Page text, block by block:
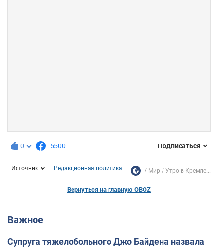
0 5500 Подписаться
Источник Редакционная политика Мир Утро в Кремле...
Вернуться на главную OBOZ
Важное
Супруга тяжелобольного Джо Байдена назвала